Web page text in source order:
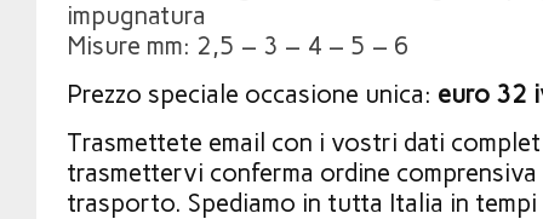
impugnatura
Misure mm: 2,5 – 3 – 4 – 5 – 6
Prezzo speciale occasione unica: euro 32
Trasmettete email con i vostri dati
trasmettervi conferma ordine
trasporto. Spediamo in tutta Italia in tempi